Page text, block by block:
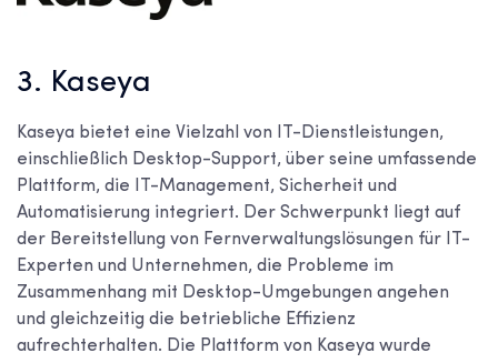
3. Kaseya
Kaseya bietet eine Vielzahl von IT-Dienstleistungen,
einschließlich Desktop-Support, über seine umfassende
Plattform, die IT-Management, Sicherheit und
Automatisierung integriert. Der Schwerpunkt liegt auf
der Bereitstellung von Fernverwaltungslösungen für IT-
Experten und Unternehmen, die Probleme im
Zusammenhang mit Desktop-Umgebungen angehen
und gleichzeitig die betriebliche Effizienz
aufrechterhalten. Die Plattform von Kaseya wurde